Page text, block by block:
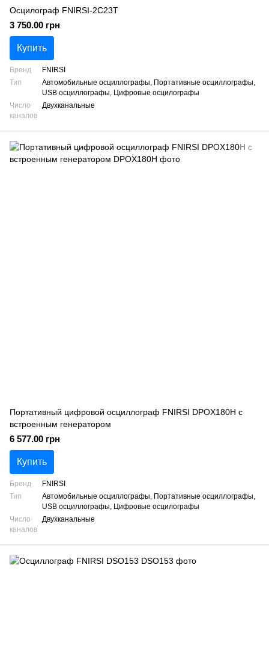
Осцилограф FNIRSI-2C23T
3 750.00 грн
Купить
Бренд
FNIRSI
Тип
Автомобильные осциллографы, Портативные осциллографы,
USB осциллографы, Цифровые осцилографы
Число
каналов
Двухканальные
Портативный цифровой осциллограф FNIRSI DPOX180H с
встроенным генератором
6 577.00 грн
Купить
Бренд
FNIRSI
Тип
Автомобильные осциллографы, Портативные осциллографы,
USB осциллографы, Цифровые осцилографы
Число
каналов
Двухканальные